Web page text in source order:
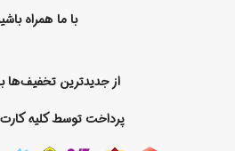
با ما همراه
از جدیدترین تخفیف‌ها
پرداخت توسط کلیه